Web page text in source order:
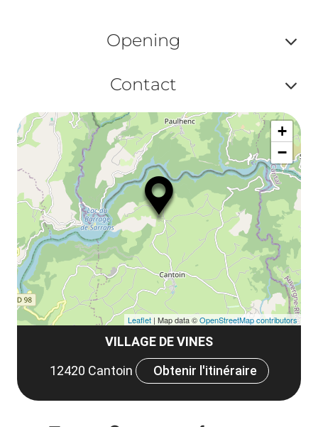
Opening
ou
et
Contact
ou
VILLAGE DE VINES
12420 Cantoin
Obtenir l'itinéraire
+
−
Leaflet | Map data ©OpenStreetMap contributors